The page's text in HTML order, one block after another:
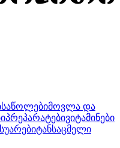
საწოლებიმოვლა და
პრეპარატებივიტამინები
ტანსაცმელი